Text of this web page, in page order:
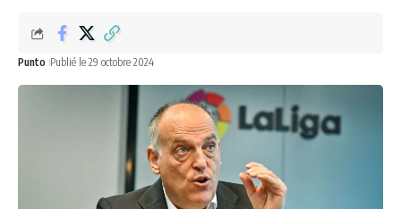
Punto Publié le 29 octobre 2024